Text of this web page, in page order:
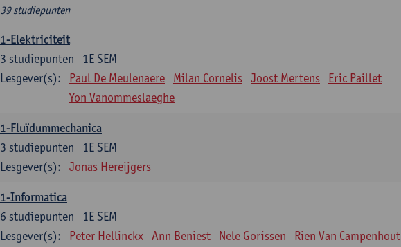
39 studiepunten
1-Elektriciteit
1E SEM
3 studiepunten
Lesgever(s):
Paul De Meulenaere Milan Cornelis Joost Mertens
Eric Paillet
Yon Vanommeslaeghe
1-Fluïdummechanica
1E SEM
3 studiepunten
Lesgever(s):
Jonas Hereijgers
1-Informatica
1E SEM
6 studiepunten
Lesgever(s):
Peter Hellinckx Ann Beniest Nele Gorissen
Rien Van Campenhout